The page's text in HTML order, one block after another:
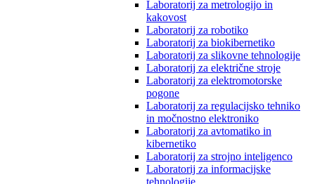
Laboratorij za metrologijo in
kakovost
Laboratorij za robotiko
Laboratorij za biokibernetiko
Laboratorij za slikovne tehnologije
Laboratorij za električne stroje
Laboratorij za elektromotorske
pogone
Laboratorij za regulacijsko tehniko
in močnostno elektroniko
Laboratorij za avtomatiko in
kibernetiko
Laboratorij za strojno inteligenco
Laboratorij za informacijske
tehnologije